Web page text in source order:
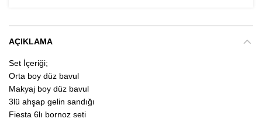
AÇIKLAMA
Set İçeriği;
Orta boy düz bavul
Makyaj boy düz bavul
3lü ahşap gelin sandığı
Fiesta 6lı bornoz seti